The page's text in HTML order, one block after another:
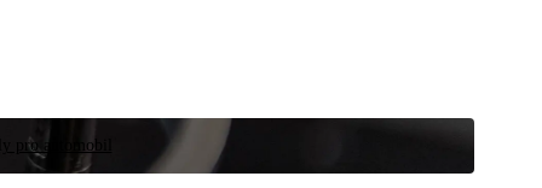
pro automobil